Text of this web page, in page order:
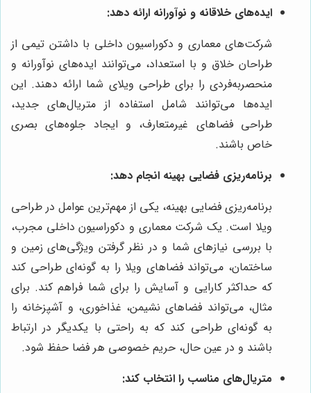
ایده‌های خلاقانه و نوآورانه ارائه دهد:
شرکت‌های معماری و دکوراسیون داخلی با داشتن تیمی از
طراحان خلاق و با استعداد، می‌توانند ایده‌های نوآورانه و
منحصربه‌فردی را برای طراحی ویلای شما ارائه دهند. این
ایده‌ها می‌توانند شامل استفاده از متریال‌های جدید،
طراحی فضاهای غیرمتعارف، و ایجاد جلوه‌های بصری
خاص باشند.
برنامه‌ریزی فضایی بهینه انجام دهد:
برنامه‌ریزی فضایی بهینه، یکی از مهم‌ترین عوامل در طراحی
ویلا است. یک شرکت معماری و دکوراسیون داخلی مجرب،
با بررسی نیازهای شما و در نظر گرفتن ویژگی‌های زمین و
ساختمان، می‌تواند فضاهای ویلا را به گونه‌ای طراحی کند
که حداکثر کارایی و آسایش را برای شما فراهم کند. برای
مثال، می‌تواند فضاهای نشیمن، غذاخوری، و آشپزخانه را
به گونه‌ای طراحی کند که به راحتی با یکدیگر در ارتباط
باشند و در عین حال، حریم خصوصی هر فضا حفظ شود.
متریال‌های مناسب را انتخاب کند: